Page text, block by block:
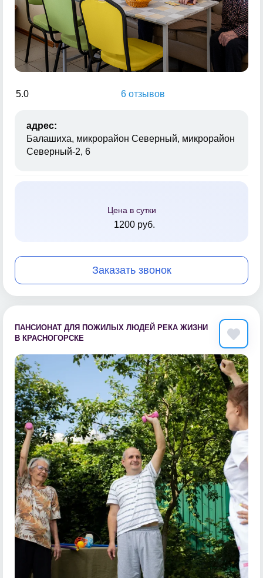
5.0 6 отзывов
адрес:
Балашиха, микрорайон Северный, микрорайон
Северный-2, 6
Цена в сутки
1200 руб.
Заказать звонок
ПАНСИОНАТ ДЛЯ ПОЖИЛЫХ ЛЮДЕЙ РЕКА ЖИЗНИ
В КРАСНОГОРСКЕ